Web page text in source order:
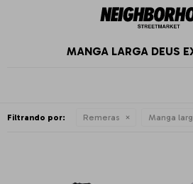
MANGA LARGA DEUS
Filtrando por: Remeras Manga